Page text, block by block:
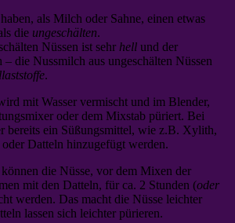
als Milch oder Sahne, einen etwas
die ungeschälten.
Nüssen ist sehr hell und der
die Nussmilch aus ungeschälten Nüssen
.
mit Wasser vermischt und im Blender,
oder dem Mixstab püriert. Bei
bereits ein Süßungsmittel, wie z.B. Xylith,
Datteln hinzugefügt werden.
die Nüsse, vor dem Mixen der
mit den Datteln, für ca. 2 Stunden (oder
werden. Das macht die Nüsse leichter
lassen sich leichter pürieren.